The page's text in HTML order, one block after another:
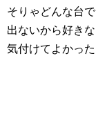
そりゃどんな台
出ないから好き
気付けてよかった